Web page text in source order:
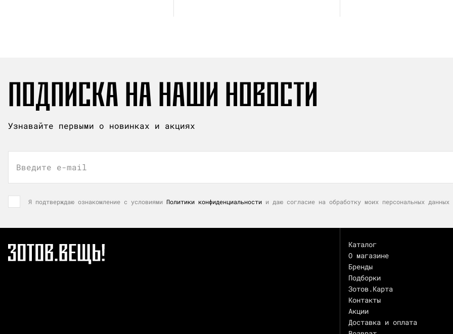
ПОДПИСКА НА НАШИ НОВОСТИ
Узнавайте первыми о новинках и акциях
Введите e-mail
Я подтверждаю ознакомление с условиями Политики конфиденциальности и даю согласие на обработку моих персональных
Каталог
О магазине
Бренды
Подборки
Зотов.Карта
Контакты
Акции
Доставка и оплата